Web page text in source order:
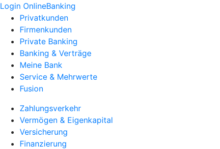
Login OnlineBanking
Privatkunden
Firmenkunden
Private Banking
Banking & Verträge
Meine Bank
Service & Mehrwerte
Fusion
Zahlungsverkehr
Vermögen & Eigenkapital
Versicherung
Finanzierung